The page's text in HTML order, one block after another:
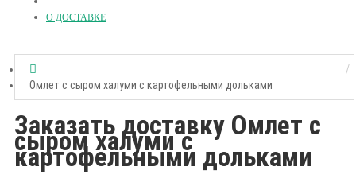
О ДОСТАВКЕ
Омлет с сыром халуми с картофельными дольками
Заказать доставку Омлет с
сыром халуми с
картофельными дольками